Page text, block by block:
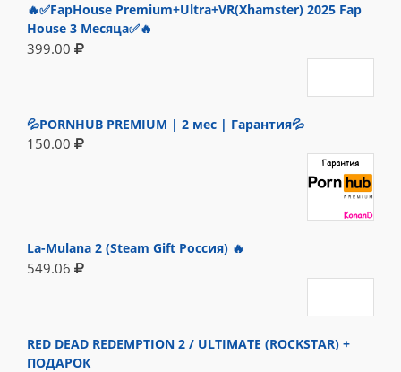
🔥✅FapHouse Premium+Ultra+VR(Xhamster) 2025 Fap
House 3 Месяца✅🔥
399.00
💦PORNHUB PREMIUM | 2 мес | Гарантия💦
150.00
La-Mulana 2 (Steam Gift Россия) 🔥
549.06
RED DEAD REDEMPTION 2 / ULTIMATE (ROCKSTAR) +
ПОДАРОК